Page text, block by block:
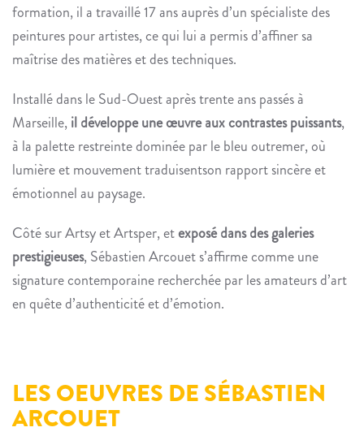
formation, il a travaillé 17 ans auprès d’un spécialiste des
peintures pour artistes, ce qui lui a permis d’affiner sa
maîtrise des matières et des techniques.
Installé dans le Sud-Ouest après trente ans passés à
Marseille,il développe une œuvre aux contrastes puissants,
à la palette restreinte dominée par le bleu outremer, où
lumière et mouvement traduisentson rapport sincère et
émotionnel au paysage.
Côté sur Artsy et Artsper, etexposé dans des galeries
prestigieuses, Sébastien Arcouet s’affirme comme une
signature contemporaine recherchée par les amateurs d’art
en quête d’authenticité et d’émotion.
LES OEUVRES DE SÉBASTIEN
ARCOUET